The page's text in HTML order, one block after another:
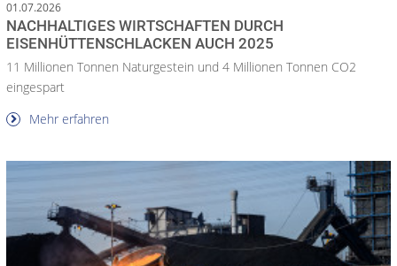
01.07.2026
NACHHALTIGES WIRTSCHAFTEN DURCH
EISENHÜTTENSCHLACKEN AUCH 2025
11 Millionen Tonnen Naturgestein und 4 Millionen Tonnen CO2
eingespart
Mehr erfahren